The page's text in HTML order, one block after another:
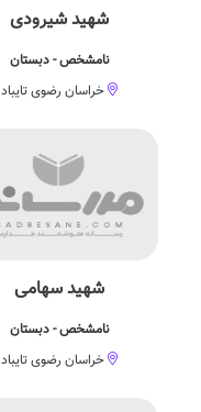
شهید شیرودی
نامشخص - دبستان
خراسان رضوی تایباد
شهید سهامی
نامشخص - دبستان
خراسان رضوی تایباد